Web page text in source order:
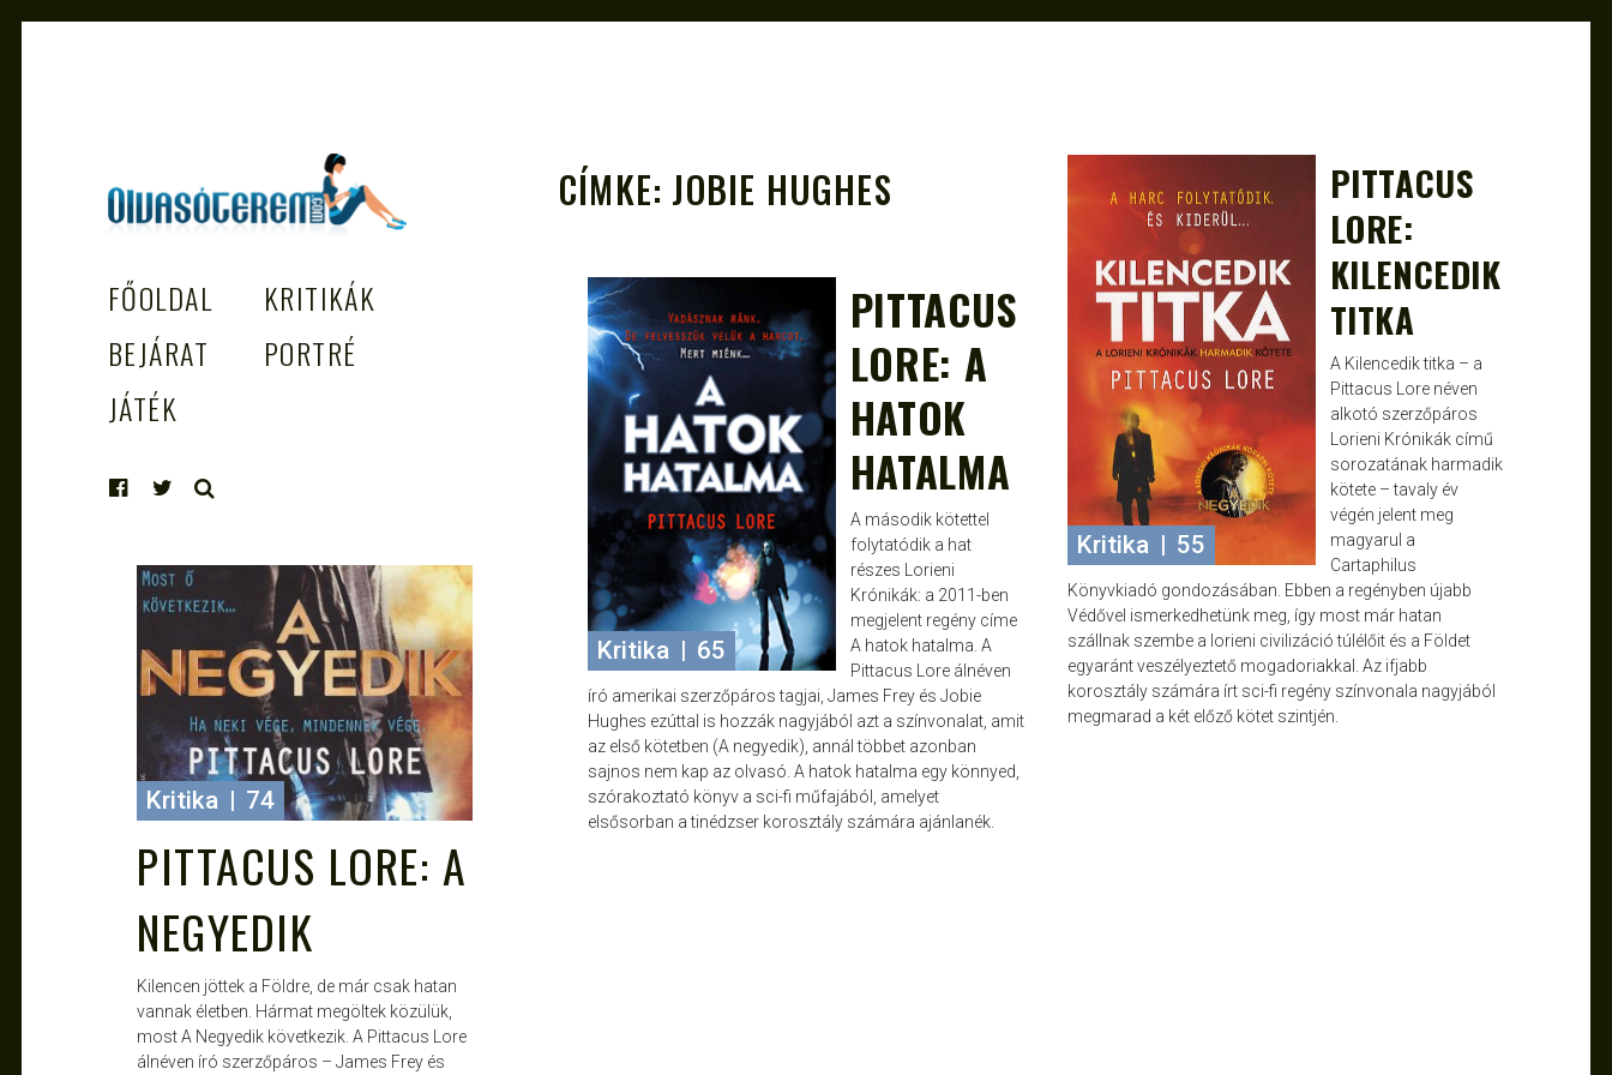
EGÉSZSÉGES OLVASÁS TÁMOGATÓJA
FŐOLDAL
KRITIKÁK
BEJÁRAT
PORTRÉ
JÁTÉK
CÍMKE: JOBIE HUGHES MÁRC 5, 2013
Kritika | 55
PITTACUS
LORE:
KILENCEDIK
TITKA
A Kilencedik titka – a
Pittacus Lore néven
alkotó szerzőpáros
Lorieni Krónikák című
sorozatának harmadik
kötete – tavaly év
végén jelent meg
magyarul a
Cartaphilus
Könyvkiadó gondozásában. Ebben a regényben újabb
Védővel ismerkedhetünk meg, így most már hatan
szállnak szembe a lorieni civilizáció túlélőit és a Földet
egyaránt veszélyeztető mogadoriakkal. Az ifjabb
korosztály számára írt sci-fi regény színvonala nagyjából
megmarad a két előző kötet szintjén.
FEBR 26, 2012
Kritika | 65
PITTACUS
LORE: A
HATOK
HATALMA
A második kötettel
folytatódik a hat
részes Lorieni
Krónikák: a 2011-ben
megjelent regény címe
A hatok hatalma. A
Pittacus Lore álnéven
író amerikai szerzőpáros tagjai, James Frey és Jobie
Hughes ezúttal is hozzák nagyjából azt a színvonalat, amit
az első kötetben (A negyedik), annál többet azonban
sajnos nem kap az olvasó. A hatok hatalma egy könnyed,
szórakoztató könyv a sci-fi műfajából, amelyet
elsősorban a tinédzser korosztály számára ajánlanék.
JANCE MÁRC 31, 2011
Kritika 74
PITTACUS LORE: A
NEGYEDIK
Kilencen jöttek a Földre, de már csak hatan
vannak életben. Hármat megöltek közülük,
most A Negyedik következik. A Pittacus Lore
álnéven író szerzőpáros – James Frey és